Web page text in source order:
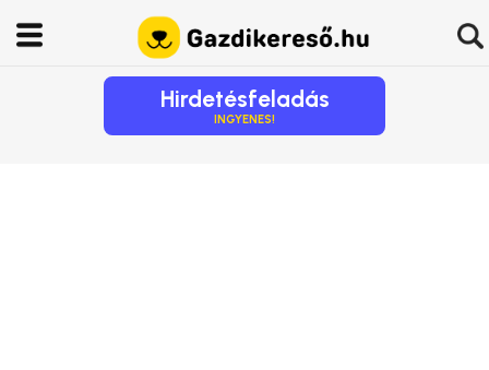
Hirdetésfeladás
INGYENES!